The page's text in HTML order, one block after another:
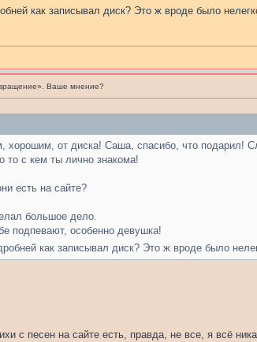
как записывал диск? Это ж вроде было
Ваше мнение?
хорошим, от диска! Саша, спасибо, что подарил!
то с кем ты лично знакома!
есть на сайте?
большое дело.
подпевают, особенно девушка!
как записывал диск? Это ж вроде было
с песен на сайте есть, правда, не все, я всё